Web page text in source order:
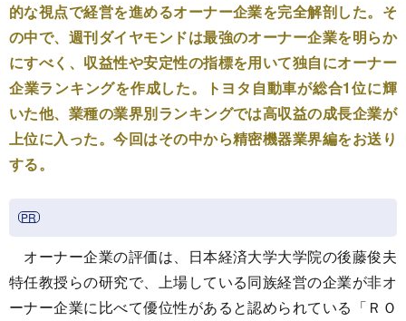
的な視点で経営を進めるオーナー企業を完全解剖した。そ
の中で、週刊ダイヤモンドは最強のオーナー企業を明らか
にすべく、収益性や安定性の指標を用いて独自にオーナー
企業ランキングを作成した。トヨタ自動車が総合1位に輝
いた他、業種の業界別ランキングでは高収益の成長企業が
上位に入った。今回はその中から精密機器業界編をお送り
する。
オーナー企業の評価は、日本経済大学大学院の後藤俊夫
特任教授らの研究で、上場している同族経営の企業が非オ
ーナー企業に比べて優位性があると認められている「ＲＯ